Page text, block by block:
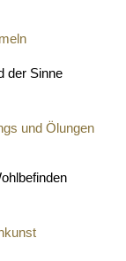
der Sinne